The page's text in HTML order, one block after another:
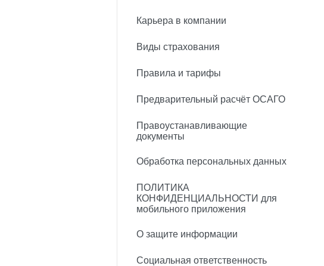
Карьера в компании
Виды страхования
Правила и тарифы
Предварительный расчёт ОСАГО
Правоустанавливающие
документы
Обработка персональных данных
ПОЛИТИКА
КОНФИДЕНЦИАЛЬНОСТИ для
мобильного приложения
О защите информации
Социальная ответственность